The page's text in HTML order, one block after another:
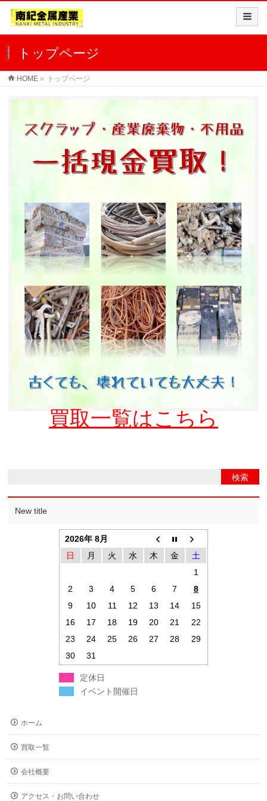
トップページ
HOME » トップページ
買取一覧はこちら
New title
2026年 8月
日
月 火 水 木 金
土
1
2
3 4 5 6 7
8
9
10 11 12 13 14
15
16
17 18 19 20 21
22
23
24 25 26 27 28
29
30
31
定休日
イベント開催日
ホーム
買取一覧
会社概要
アクセス・お問い合わせ